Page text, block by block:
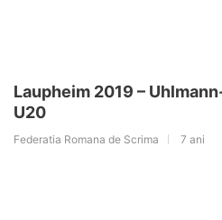
Laupheim 2019 –
U20
Federatia Romana de Scrima 7 ani